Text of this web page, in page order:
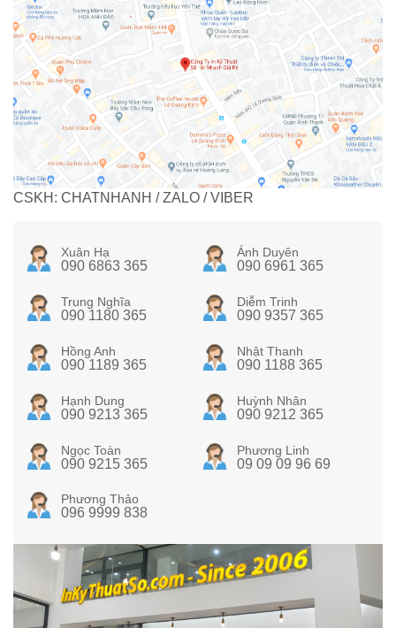
CSKH: CHATNHANH / ZALO / VIBER
Xuân Hạ
090 6863 365
Ánh Duyên
090 6961 365
Trung Nghĩa
090 1180 365
Diễm Trinh
090 9357 365
Hồng Anh
090 1189 365
Nhật Thanh
090 1188 365
Hạnh Dung
090 9213 365
Huỳnh Nhân
090 9212 365
Ngọc Toàn
090 9215 365
Phương Linh
09 09 09 96 69
Phương Thảo
096 9999 838